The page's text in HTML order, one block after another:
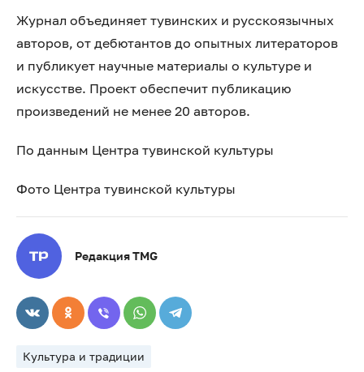
Журнал объединяет тувинских и русскоязычных
авторов, от дебютантов до опытных литераторов
и публикует научные материалы о культуре и
искусстве. Проект обеспечит публикацию
произведений не менее 20 авторов.
По данным Центра тувинской культуры
Фото Центра тувинской культуры
Редакция TMG
Культура и традиции